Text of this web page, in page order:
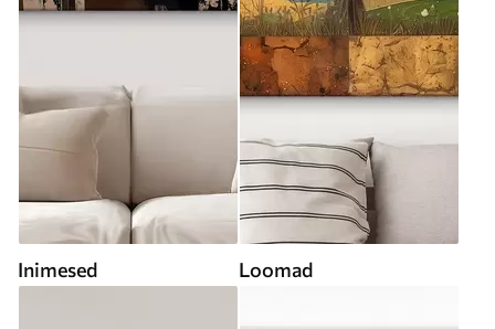
Inimesed Loomad